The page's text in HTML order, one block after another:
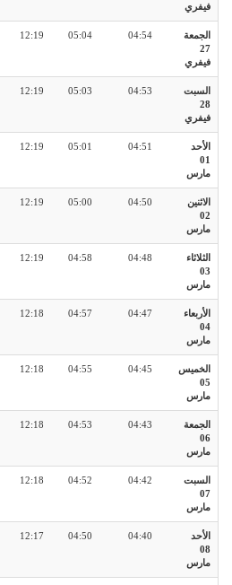
فيفري
الجمعة
27
فيفري
04:54
05:04
12:19
السبت
28
فيفري
04:53
05:03
12:19
الأحد
01
مارس
04:51
05:01
12:19
الاثنين
02
مارس
04:50
05:00
12:19
الثلاثاء
03
مارس
04:48
04:58
12:19
الأربعاء
04
مارس
04:47
04:57
12:18
الخميس
05
مارس
04:45
04:55
12:18
الجمعة
06
مارس
04:43
04:53
12:18
السبت
07
مارس
04:42
04:52
12:18
الأحد
08
مارس
04:40
04:50
12:17